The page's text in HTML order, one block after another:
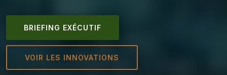
BRIEFING EXÉCUTIF
VOIR LES INNOVATIONS